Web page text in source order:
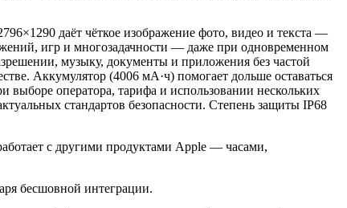
даёт чёткое изображение фото, видео и текста —
игр и многозадачности — даже при одновременном
музыку, документы и приложения без частой
Аккумулятор (4006 мА·ч) помогает дольше оставаться
выборе оператора, тарифа и использовании нескольких
стандартов безопасности. Степень защиты IP68
с другими продуктами Apple — часами,
бесшовной интеграции.